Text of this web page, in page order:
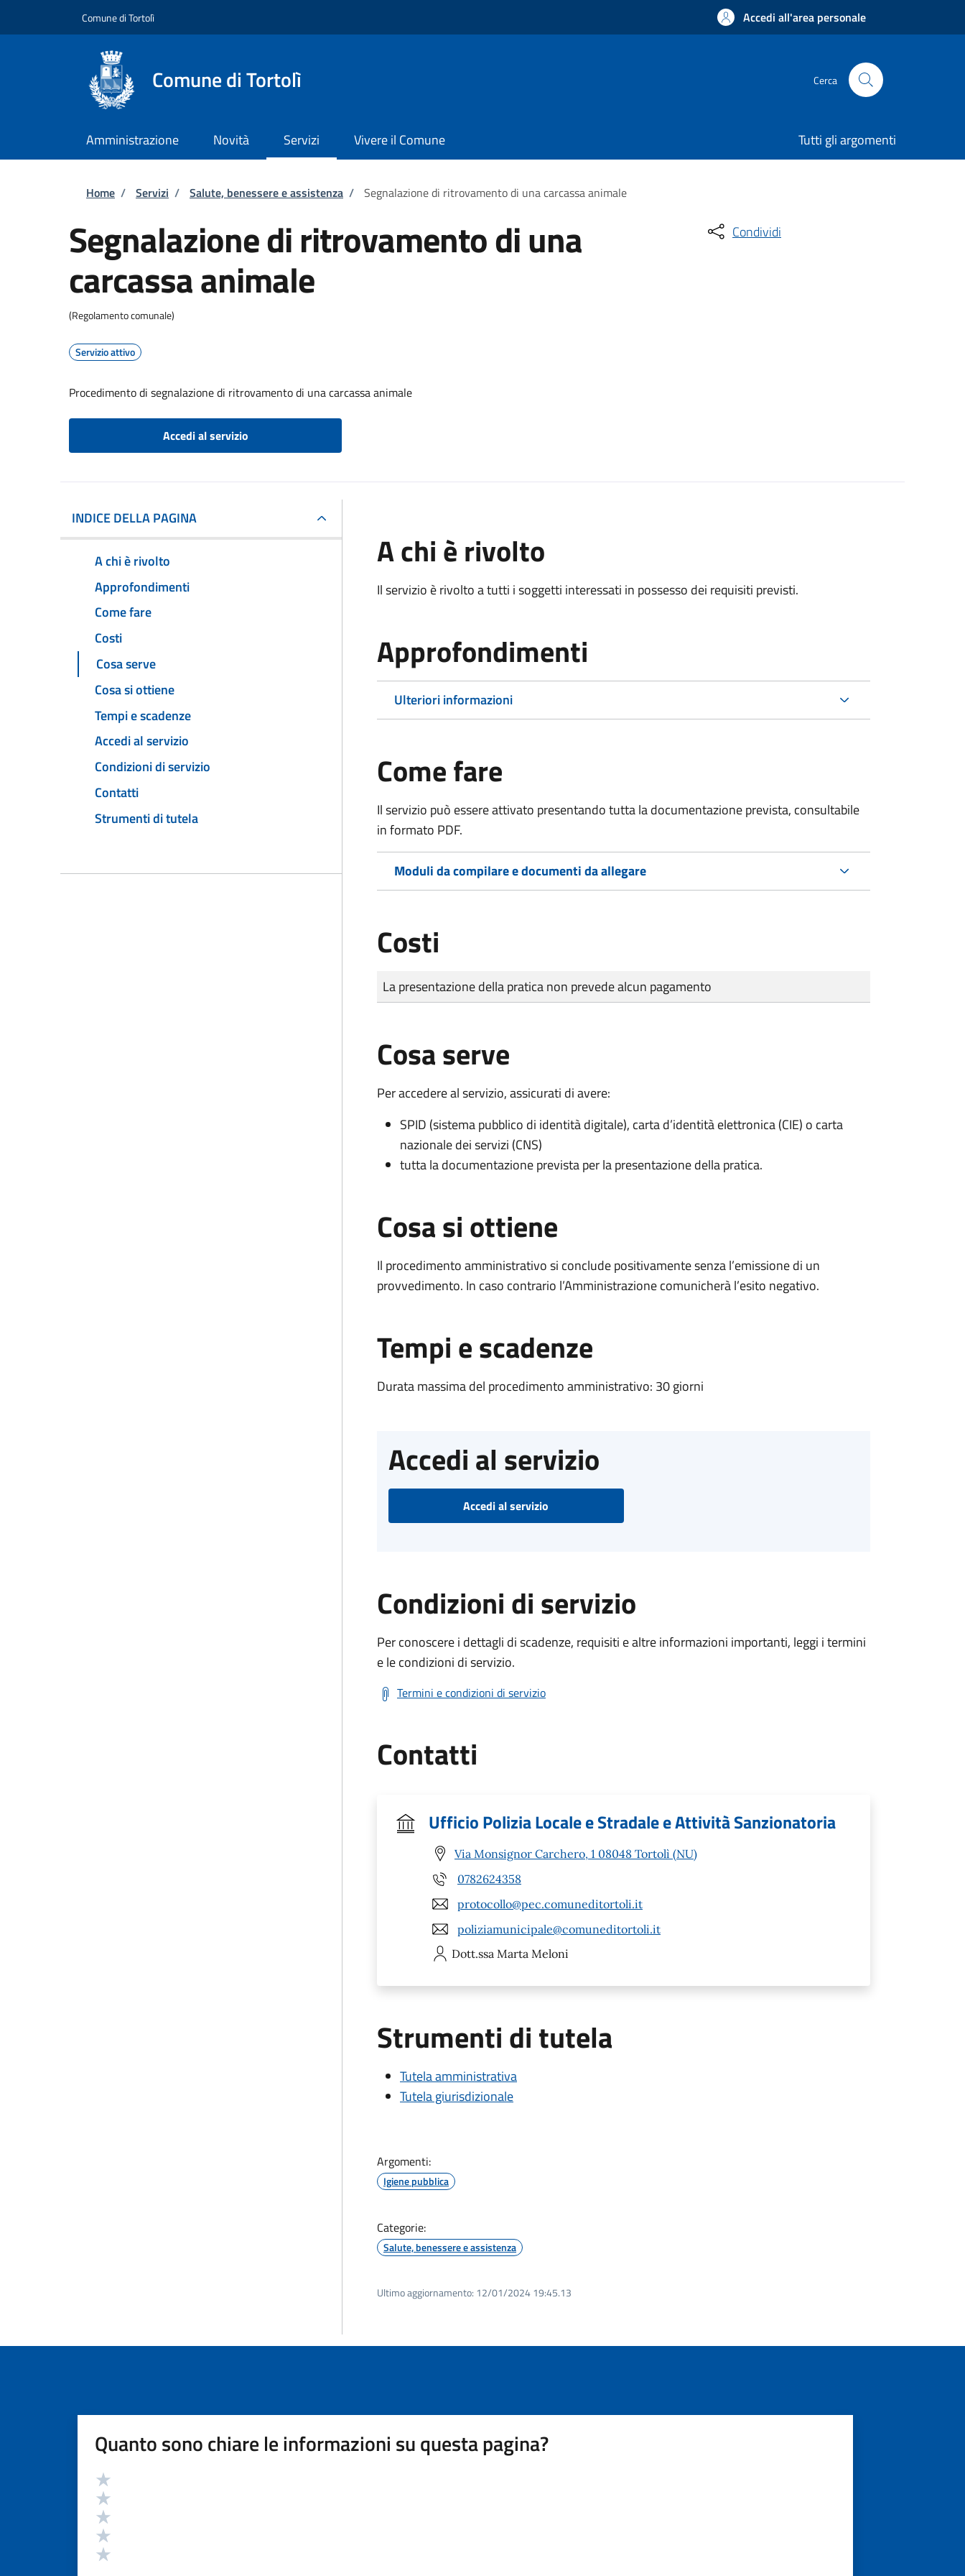
Comune di Tortolì Accedi all'area personale
Comune di Tortolì Cerca
Amministrazione Novità Servizi Vivere il Comune Tutti gli argomenti
Briciole di pane
Home / Servizi / Salute, benessere e assistenza / Segnalazione di ritrovamento di una carcassa animale
Segnalazione di ritrovamento di una
carcassa animale
(Regolamento comunale)
Servizio attivo
Procedimento di segnalazione di ritrovamento di una carcassa animale
Accedi al servizio
Condividi
INDICE DELLA PAGINA
A chi è rivolto
Approfondimenti
Come fare
Costi
Cosa serve
Cosa si ottiene
Tempi e scadenze
Accedi al servizio
Condizioni di servizio
Contatti
Strumenti di tutela
A chi è rivolto
Il servizio è rivolto a tutti i soggetti interessati in possesso dei requisiti previsti.
Approfondimenti
Ulteriori informazioni
Come fare
Il servizio può essere attivato presentando tutta la documentazione prevista, consultabile
in formato PDF.
Moduli da compilare e documenti da allegare
Costi
Tipo di pagamento
Importo
La presentazione della pratica non prevede alcun pagamento
Cosa serve
Per accedere al servizio, assicurati di avere:
SPID (sistema pubblico di identità digitale), carta d’identità elettronica (CIE) o carta
nazionale dei servizi (CNS)
tutta la documentazione prevista per la presentazione della pratica.
Cosa si ottiene
Il procedimento amministrativo si conclude positivamente senza l’emissione di un
provvedimento. In caso contrario l’Amministrazione comunicherà l’esito negativo.
Tempi e scadenze
Durata massima del procedimento amministrativo: 30 giorni
Accedi al servizio
Accedi al servizio
Condizioni di servizio
Per conoscere i dettagli di scadenze, requisiti e altre informazioni importanti, leggi i termini
e le condizioni di servizio.
Termini e condizioni di servizio
Contatti
Ufficio Polizia Locale e Stradale e Attività Sanzionatoria
Via Monsignor Carchero, 1 08048 Tortolì (NU)
0782624358
protocollo@pec.comuneditortoli.it
poliziamunicipale@comuneditortoli.it
Dott.ssa Marta Meloni
Strumenti di tutela
Tutela amministrativa
Tutela giurisdizionale
Argomenti:
Igiene pubblica
Categorie:
Salute, benessere e assistenza
Ultimo aggiornamento: 12/01/2024 19:45.13
Quanto sono chiare le informazioni su questa pagina?
Valutazione